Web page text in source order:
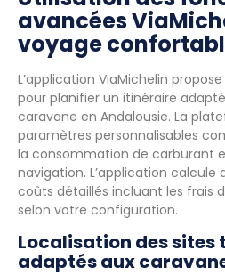
avancées
voyage
L’application ViaMichelin
pour planifier un itinéraire
caravane en Andalousie. La
paramètres personnalisables
la consommation de carburant
navigation. L’application
coûts détaillés incluant les frais
selon votre configuration.
Localisation des sites
adaptés aux